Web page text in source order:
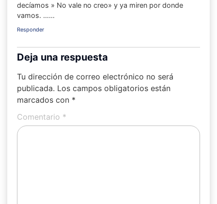
decíamos » No vale no creo» y ya miren por donde
vamos. ……
Responder
Deja una respuesta
Tu dirección de correo electrónico no será
publicada. Los campos obligatorios están
marcados con *
Comentario *